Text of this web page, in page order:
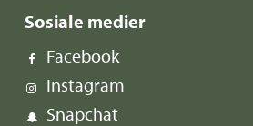
Sosiale medier
Facebook
Instagram
Snapchat